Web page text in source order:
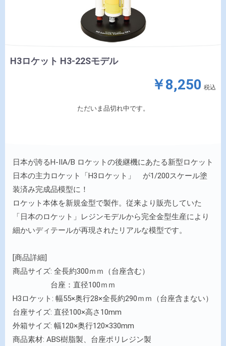
H3ロケット H3-22Sモデル
￥8,250 税込
ただいま品切れ中です。
日本が誇るH-IIA/B ロケットの後継機にあたる新型ロケット
日本の主力ロケット「H3ロケット」 が1/200スケール塗
装済み完成品模型に！
ロケット本体を新規金型で製作。従来より販売していた
「日本のロケット」レジンモデルから完全金型生産により
細かいディテールが再現されたリアルな模型です。
[商品詳細]
商品サイズ: 全長約300ｍｍ（台座含む）
台座：直径100ｍｍ
H3ロケット: 幅55×奥行28×全長約290ｍｍ（台座含まない）
台座サイズ: 直径100×高さ10mm
外箱サイズ: 幅120×奥行120×330mm
商品素材: ABS樹脂製、台座ポリレジン製